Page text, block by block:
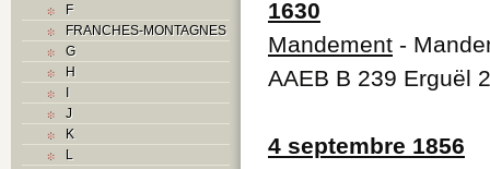
F
FRANCHES-MONTAGNES
G
H
I
J
K
L
1630
Mandement -
AAEB B 239 Erguël
4 septembre 1856